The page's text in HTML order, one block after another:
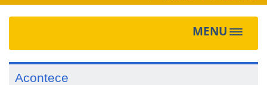
MENU Toggle
Acontece